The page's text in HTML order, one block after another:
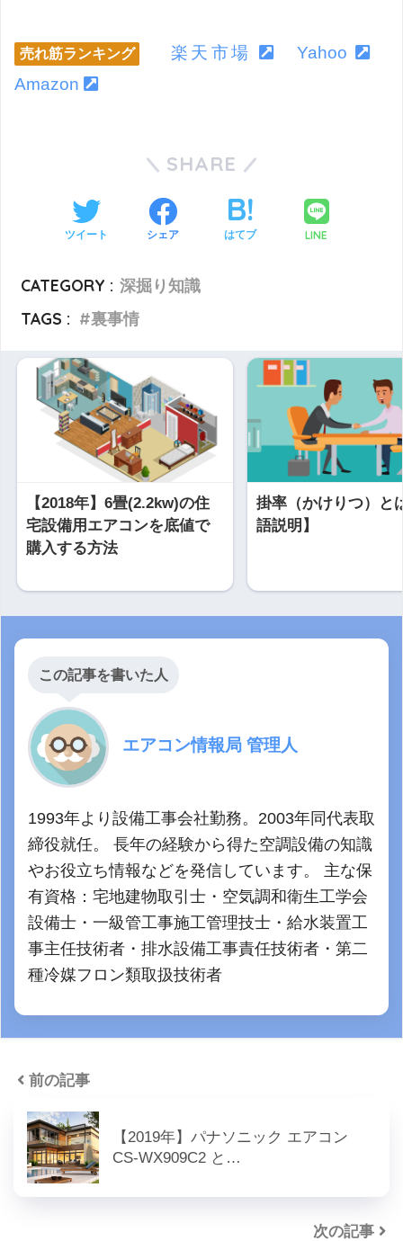
売れ筋ランキング 楽天市場
Yahoo
Amazon
SHARE
ツイート シェア はてブ LINE
CATEGORY : 深掘り知識
TAGS :
裏事情
【2018年】6畳(2.2kw)の住
宅設備用エアコンを底値で
購入する方法
掛率（かけりつ）と
語説明】
この記事を書いた人
エアコン情報局 管理人
1993年より設備工事会社勤務。2003年同代表取
締役就任。 長年の経験から得た空調設備の知識
やお役立ち情報などを発信しています。 主な保
有資格：宅地建物取引士・空気調和衛生工学会
設備士・一級管工事施工管理技士・給水装置工
事主任技術者・排水設備工事責任技術者・第二
種冷媒フロン類取扱技術者
前の記事
【2019年】パナソニック エアコン
CS-WX909C2 と…
次の記事